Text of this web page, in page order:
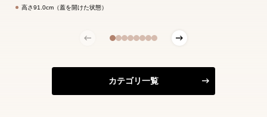
高さ91.0cm（蓋を開けた状態）
カテゴリ一覧